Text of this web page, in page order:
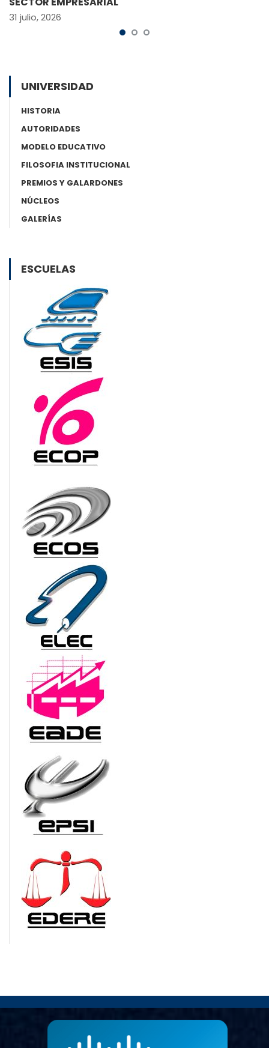
31 julio, 2026
UNIVERSIDAD
HISTORIA
AUTORIDADES
MODELO EDUCATIVO
FILOSOFIA INSTITUCIONAL
PREMIOS Y GALARDONES
NÚCLEOS
GALERÍAS
ESCUELAS